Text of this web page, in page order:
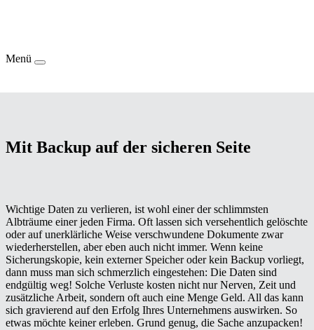
Menü
Mit Backup auf der sicheren Seite
Wichtige Daten zu verlieren, ist wohl einer der schlimmsten
Albträume einer jeden Firma. Oft lassen sich versehentlich gelöschte
oder auf unerklärliche Weise verschwundene Dokumente zwar
wiederherstellen, aber eben auch nicht immer. Wenn keine
Sicherungskopie, kein externer Speicher oder kein Backup vorliegt,
dann muss man sich schmerzlich eingestehen: Die Daten sind
endgültig weg! Solche Verluste kosten nicht nur Nerven, Zeit und
zusätzliche Arbeit, sondern oft auch eine Menge Geld. All das kann
sich gravierend auf den Erfolg Ihres Unternehmens auswirken. So
etwas möchte keiner erleben. Grund genug, die Sache anzupacken!